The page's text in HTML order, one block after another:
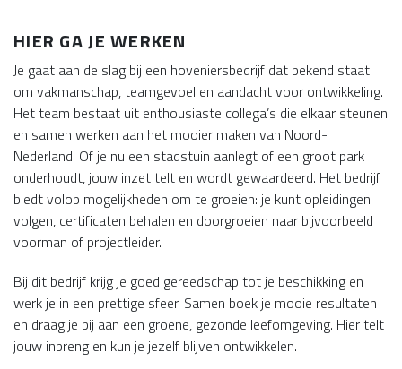
HIER GA JE WERKEN
Je gaat aan de slag bij een hoveniersbedrijf dat bekend staat
om vakmanschap, teamgevoel en aandacht voor ontwikkeling.
Het team bestaat uit enthousiaste collega’s die elkaar steunen
en samen werken aan het mooier maken van Noord-
Nederland. Of je nu een stadstuin aanlegt of een groot park
onderhoudt, jouw inzet telt en wordt gewaardeerd. Het bedrijf
biedt volop mogelijkheden om te groeien: je kunt opleidingen
volgen, certificaten behalen en doorgroeien naar bijvoorbeeld
voorman of projectleider.
Bij dit bedrijf krijg je goed gereedschap tot je beschikking en
werk je in een prettige sfeer. Samen boek je mooie resultaten
en draag je bij aan een groene, gezonde leefomgeving. Hier telt
jouw inbreng en kun je jezelf blijven ontwikkelen.